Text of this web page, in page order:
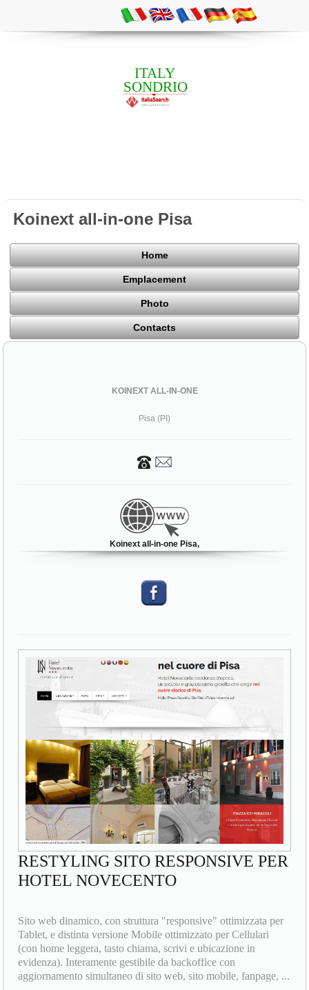
ITALY
SONDRIO
Koinext all-in-one Pisa
Home
Emplacement
Photo
Contacts
KOINEXT ALL-IN-ONE
Pisa (PI)
Koinext all-in-one Pisa,
RESTYLING SITO RESPONSIVE PER
HOTEL NOVECENTO
Sito web dinamico, con struttura "responsive" ottimizzata per
Tablet, e distinta versione Mobile ottimizzato per Cellulari
(con home leggera, tasto chiama, scrivi e ubicazione in
evidenza). Interamente gestibile da backoffice con
aggiornamento simultaneo di sito web, sito mobile, fanpage, ...